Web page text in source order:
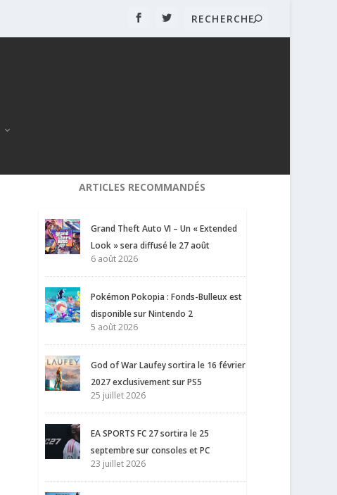
ARTICLES RECOMMANDÉS
Grand Theft Auto VI – Un « Extended
Look » sera diffusé le 27 août
6 août 2026
Pokémon Pokopia : Fonds-Bulleux est
disponible sur Nintendo 2
5 août 2026
God of War Laufey sortira le 16 février
2027 exclusivement sur PS5
25 juillet 2026
EA SPORTS FC 27 sortira le 25
septembre sur consoles et PC
23 juillet 2026